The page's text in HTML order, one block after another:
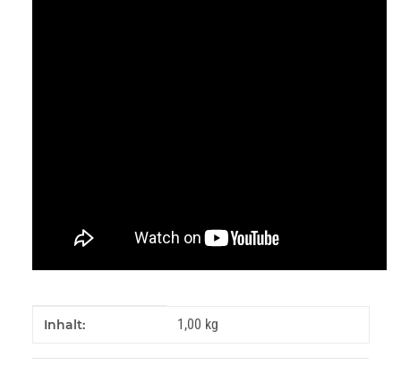
Produkteigenschaft
Wert
Inhalt: 1,00 kg